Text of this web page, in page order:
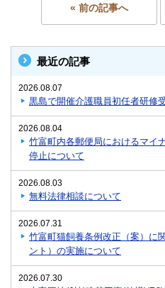
« 前の記事へ
最近の記事
2026.08.07
黒島で開催介護職員初任者研修
2026.08.04
竹富町内各郵便局におけるマイ
停止について
2026.08.03
無料法律相談について
2026.07.31
竹富町猫飼養条例改正（案）に
ント）の実施について
2026.07.30